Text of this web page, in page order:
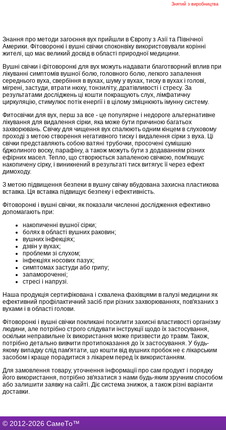
Знятий з виробництва
Знання про методи загоєння вух прийшли в Європу з Азії та Північної
Америки. Фітоворонкі і вушні свічки споконвіку використовували корінні
жителі, що має великий досвід в області природної медицини.
Вушні свічки і фітоворонкі для вух можуть надавати благотворний вплив при
лікуванні симптомів вушної болю, головного болю, легкого запалення
середнього вуха, свербіння в вухах, шуму у вухах, тиску в вухах і голові,
мігрені, застуди, втрати нюху, тонзиліту, дратівливості і стресу. За
результатами досліджень ці кошти покращують слух, лімфатичну
циркуляцію, стимулює потік енергії і в цілому зміцнюють імунну систему.
Фитосвічки для вух, перш за все - це популярне і недороге альтернативне
лікування для видалення сірки, яка може бути причиною багатьох
захворювань. Свічку для чищення вух спалюють одним кінцем в слуховому
проході з метою створення негативного тиску і видалення сірки з вуха. Ці
свічки представляють собою ватяні трубочки, просочені сумішшю
бджолиного воску, парафіну, а також можуть бути з додаванням різних
ефірних масел. Тепло, що створюється запаленою свічкою, пом'якшує
накопичену сірку, і виникнений в результаті тиск витягує її через ефект
димоходу.
З метою підвищення безпеки в вушну свічку вбудована захисна пластикова
вставка. Ця вставка підвищує безпеку і ефективність.
Фітоворонкі і вушні свічки, як показали численні дослідження ефективно
допомагають при:
накопиченні вушної сірки;
болях в області вушних раковин;
вушних інфекціях;
дзвін у вухах;
проблеми зі слухом;
інфекціях носових пазух;
симптомах застуди або грипу;
запамороченні;
стресі і напрузі.
Наша продукція сертифікована і схвалена фахівцями в галузі медицини як
ефективний профілактичний засіб при різних захворюваннях, пов'язаних з
вухами і в області голови.
Фітоворонкі і вушні свічки покликані посилити захисні властивості організму
людини, але потрібно строго слідувати інструкції щодо їх застосування,
оскільки неправильне їх використання може призвести до травм. Також,
потрібно детально вивчити протипоказання до їх застосування. У будь-
якому випадку слід пам'ятати, що кошти від вушних пробок не є лікарським
засобом і краще порадитися з лікарем перед їх використанням.
Для замовлення товару, уточнення інформації про сам продукт і порядку
його використання, потрібно зв'язатися з нами будь-яким зручним способом
або залишити заявку на сайті. Діє система знижок, а також різні варіанти
доставки.
© 2012-2026 СамеТо™